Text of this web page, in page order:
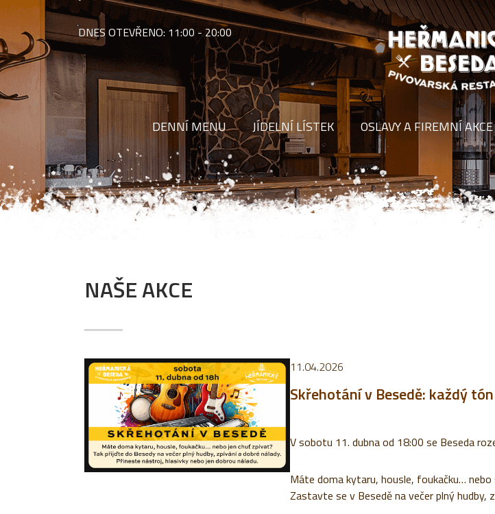
DNES OTEVŘENO:11:00 - 20:00
DENNÍ MENU JÍDELNÍ LÍSTEK OSLAVY A FIREMNÍ AKCE
NAŠE AKCE
11.04.2026
Skřehotání v Besedě: každý
V sobotu 11. dubna od 18:00 se Beseda
Máte doma kytaru, housle, foukačku… nebo
Zastavte se v Besedě na večer plný hudby,